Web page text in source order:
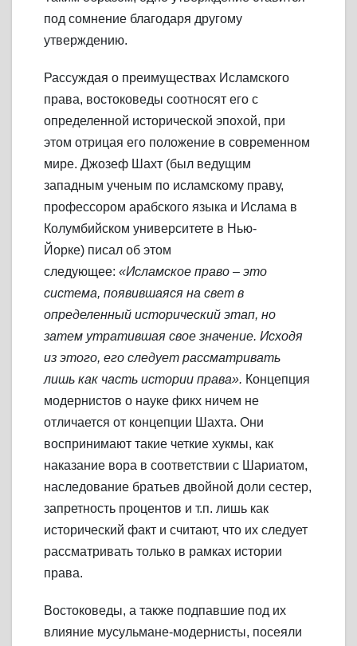
под сомнение благодаря другому
утверждению.
Рассуждая о преимуществах Исламского
права, востоковеды соотносят его с
определенной исторической эпохой, при
этом отрицая его положение в современном
мире. Джозеф Шахт (был ведущим
западным ученым по исламскому праву,
профессором арабского языка и Ислама в
Колумбийском университете в Нью-
Йорке) писал об этом
следующее: «Исламское право – это
система, появившаяся на свет в
определенный исторический этап, но
затем утратившая свое значение. Исходя
из этого, его следует рассматривать
лишь как часть истории права». Концепция
модернистов о науке фикх ничем не
отличается от концепции Шахта. Они
воспринимают такие четкие хукмы, как
наказание вора в соответствии с Шариатом,
наследование братьев двойной доли сестер,
запретность процентов и т.п. лишь как
исторический факт и считают, что их следует
рассматривать только в рамках истории
права.
Востоковеды, а также подпавшие под их
влияние мусульмане-модернисты, посеяли